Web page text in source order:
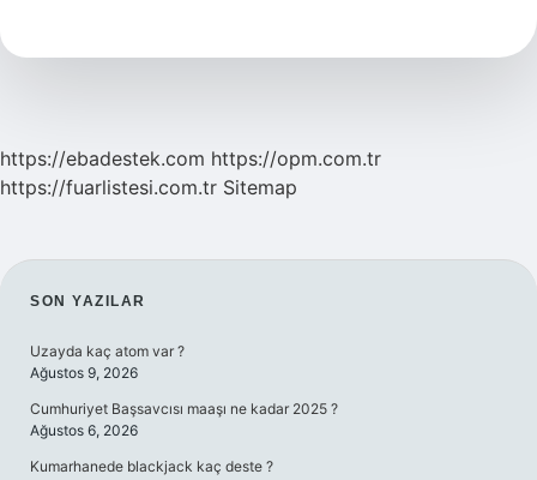
Tdk
https://ebadestek.com https://opm.com.tr
https://fuarlistesi.com.tr Sitemap
SIDEBAR
SON YAZILAR
Uzayda kaç atom var ?
Ağustos 9, 2026
Cumhuriyet Başsavcısı maaşı ne kadar 2025 ?
Ağustos 6, 2026
Kumarhanede blackjack kaç deste ?